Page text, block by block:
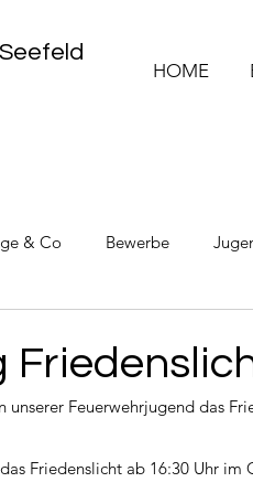
HOME
& Co Bewerbe
unserer Feuerwehrjugend das
Friedenslicht ab 16:30 Uhr